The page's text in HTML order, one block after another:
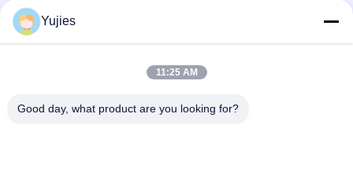
Transducteur
Transducteur
ultrasonique médical
transducteur de
Yujies
11:25 AM
Good day, what product are you looking for?